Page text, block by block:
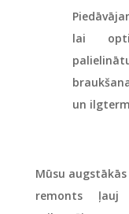
lai
un
Mūsu
remonts ļauj